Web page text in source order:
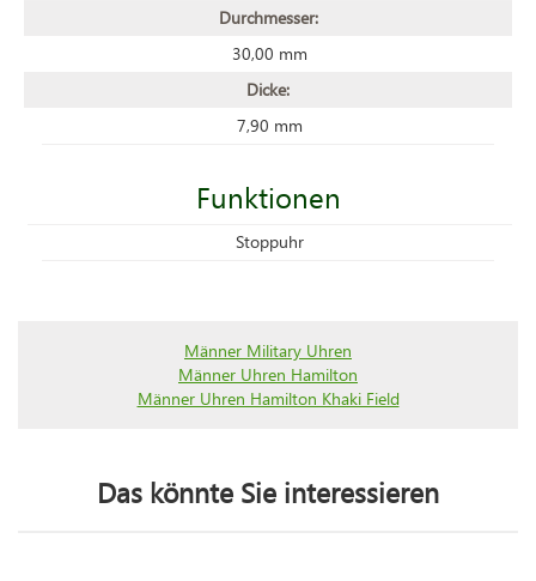
Durchmesser:
30,00 mm
Dicke:
7,90 mm
Funktionen
Stoppuhr
Männer Military Uhren
Männer Uhren Hamilton
Männer Uhren Hamilton Khaki Field
Das könnte Sie interessieren